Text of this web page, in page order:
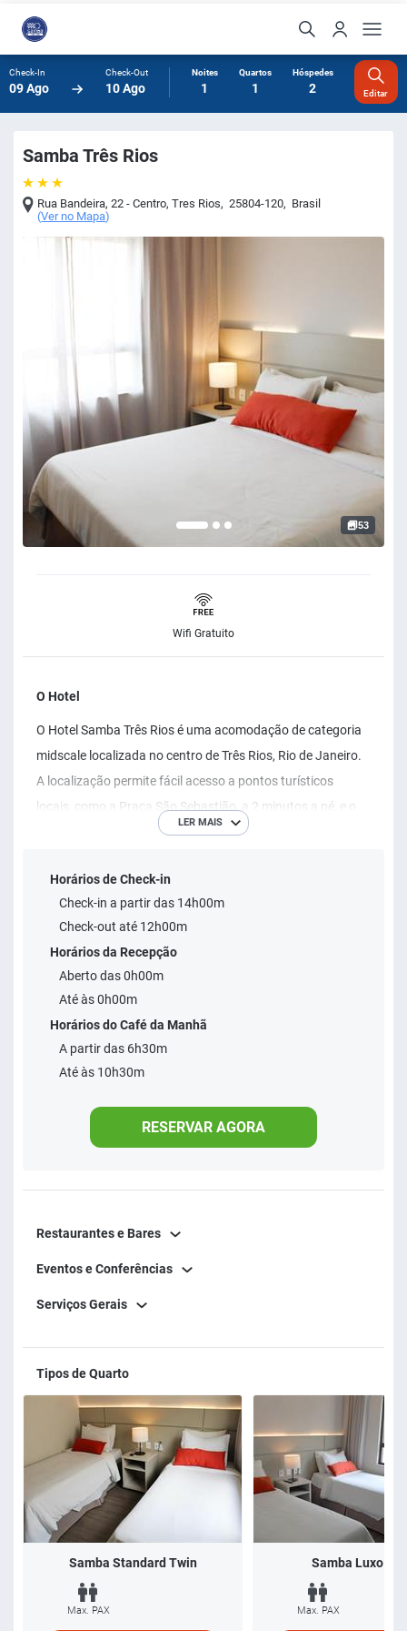
Check-In
09 Ago
Check-Out
10 Ago
Noites
1
Quartos
1
Hóspedes
2 Editar
Samba Três Rios
Rua Bandeira, 22 - Centro,Tres Rios, 25804-120, Brasil
(Ver no Mapa)
53
Wifi Gratuito
O Hotel
O Hotel Samba Três Rios é uma acomodação de categoria
midscale localizada no centro de Três Rios, Rio de Janeiro.
A localização permite fácil acesso a pontos turísticos
locais, como a Praça São Sebastião, a 2 minutos a pé, e o
Museu Rodoviário de Paraibuna, a 24 minutos de carro. O
ambiente acolhedor com infraestrutura completa para
hóspedes a negócios ou lazer. O hotel conta ainda com
estacionamento 24 horas, disponível por um custo
adicional de R$ 35,00 por diária.
LER MAIS
Horários de Check-in
Check-in a partir das 14h00m
Check-out até 12h00m
Horários da Recepção
Aberto das 0h00m
Até às 0h00m
Horários do Café da Manhã
A partir das 6h30m
Até às 10h30m
RESERVAR AGORA
Restaurantes e Bares
Eventos e Conferências
Serviços Gerais
Tipos de Quarto
Samba Standard Twin
Max. PAX
Samba Luxo
Max. PAX